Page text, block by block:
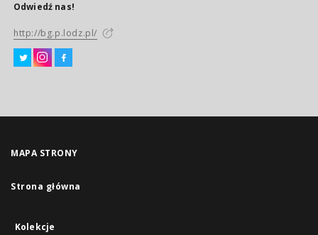
Odwiedź nas!
http://bg.p.lodz.pl/
MAPA STRONY
Strona główna
Kolekcje